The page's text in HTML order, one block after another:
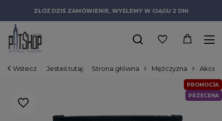
ZŁÓŻ DZIŚ ZAMÓWIENIE, WYŚLEMY W CIĄGU 2 DNI
Wstecz Jesteś tutaj: Strona główna Mężczyzna
PROMOCJA
PRZECENA